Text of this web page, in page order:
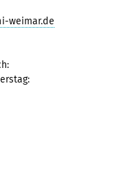
weimar.de